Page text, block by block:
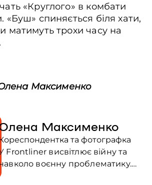
«Круглого» в комбати
«Буш» спиняється біля хати,
матимуть трохи часу на
Максименко
Максименко
та фотографка
Frontliner висвітлює війну та
воєнну проблематику.
книжок: поетичні збірки